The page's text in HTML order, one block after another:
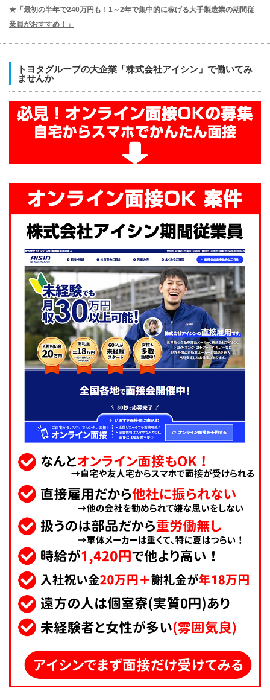
★「最初の半年で240万円も！1～2年で集中的に稼げる大手製造業の期間従
業員がおすすめ！」
トヨタグループの大企業「株式会社アイシン」で働いてみ
ませんか